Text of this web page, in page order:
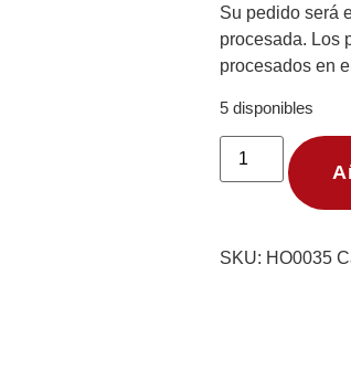
Su pedido será
procesada. Los
procesados en
5 disponibles
SKU: HO0035